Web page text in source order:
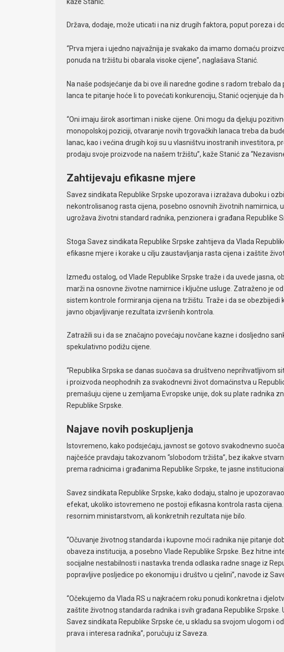
Država, dodaje, može uticati i na niz drugih faktora, poput poreza i
“Prva mjera i ujedno najvažnija je svakako da imamo domaću
ponuda na tržištu bi obarala visoke cijene”, naglašava Stanić.
Na naše podsjećanje da bi ove ili naredne godine s radom trebalo
lanca te pitanje hoće li to povećati konkurenciju, Stanić ocjenjuje da
“Oni imaju širok asortiman i niske cijene. Oni mogu da djeluju
monopolskoj poziciji, otvaranje novih trgovačkih lanaca treba da
lanac, kao i većina drugih koji su u vlasništvu inostranih investitora,
prodaju svoje proizvode na našem tržištu”, kaže Stanić za
Zahtijevaju efikasne mjere
Savez sindikata Republike Srpske upozorava i izražava duboku i
nekontrolisanog rasta cijena, posebno osnovnih životnih namirnica,
ugrožava životni standard radnika, penzionera i građana Republike
Stoga Savez sindikata Republike Srpske zahtijeva da Vlada
efikasne mjere i korake u cilju zaustavljanja rasta cijena i zaštite
Između ostalog, od Vlade Republike Srpske traže i da uvede jasna,
marži na osnovne životne namirnice i ključne usluge. Zatraženo je
sistem kontrole formiranja cijena na tržištu. Traže i da se obezbijedi
javno objavljivanje rezultata izvršenih kontrola.
Zatražili su i da se značajno povećaju novčane kazne i dosljedno
spekulativno podižu cijene.
“Republika Srpska se danas suočava sa društveno neprihvatljivom
i proizvoda neophodnih za svakodnevni život domaćinstva u
premašuju cijene u zemljama Evropske unije, dok su plate radnika
Republike Srpske.
Najave novih poskupljenja
Istovremeno, kako podsjećaju, javnost se gotovo svakodnevno
najčešće pravdaju takozvanom “slobodom tržišta”, bez ikakve
prema radnicima i građanima Republike Srpske, te jasne
Savez sindikata Republike Srpske, kako dodaju, stalno je
efekat, ukoliko istovremeno ne postoji efikasna kontrola rasta
resornim ministarstvom, ali konkretnih rezultata nije bilo.
“Očuvanje životnog standarda i kupovne moći radnika nije pitanje
obaveza institucija, a posebno Vlade Republike Srpske. Bez hitne
socijalne nestabilnosti i nastavka trenda odlaska radne snage iz
popravljive posljedice po ekonomiju i društvo u cjelini”, navode iz
“Očekujemo da Vlada RS u najkraćem roku ponudi konkretna i
zaštite životnog standarda radnika i svih građana Republike
Savez sindikata Republike Srpske će, u skladu sa svojom ulogom i
prava i interesa radnika”, poručuju iz Saveza.